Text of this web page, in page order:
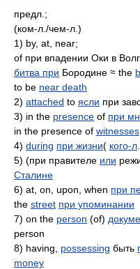
предл.;
(ком-л./чем-л.)
1) by, at, near;
of при впадении Оки в
битва при Бородине ≈ the
to be near death
2) attached to ясли при
3) in the presence of при
in the presence of witnesses
4) during при жизни( кого-л
5) (при правителе или
Сталине
6) at, on, upon, when при
the street при упоминании
7) on the person (of)
person
8) having, possessing быть
money